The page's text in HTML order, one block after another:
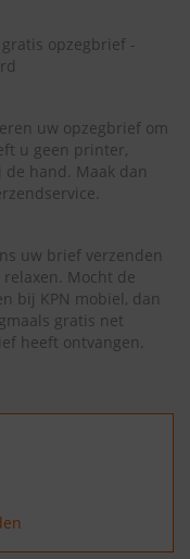
opzegbrief -
uw opzegbrief om
u geen printer,
hand. Maak dan
uw brief verzenden
Mocht de
bij KPN mobiel, dan
gratis net
heeft ontvangen.